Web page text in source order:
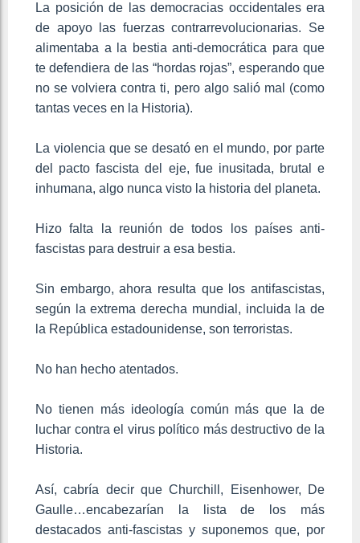
La posición de las democracias occidentales era
de apoyo las fuerzas contrarrevolucionarias. Se
alimentaba a la bestia anti-democrática para que
te defendiera de las “hordas rojas”, esperando que
no se volviera contra ti, pero algo salió mal (como
tantas veces en la Historia).
La violencia que se desató en el mundo, por parte
del pacto fascista del eje, fue inusitada, brutal e
inhumana, algo nunca visto la historia del planeta.
Hizo falta la reunión de todos los países anti-
fascistas para destruir a esa bestia.
Sin embargo, ahora resulta que los antifascistas,
según la extrema derecha mundial, incluida la de
la República estadounidense, son terroristas.
No han hecho atentados.
No tienen más ideología común más que la de
luchar contra el virus político más destructivo de la
Historia.
Así, cabría decir que Churchill, Eisenhower, De
Gaulle…encabezarían la lista de los más
destacados anti-fascistas y suponemos que, por